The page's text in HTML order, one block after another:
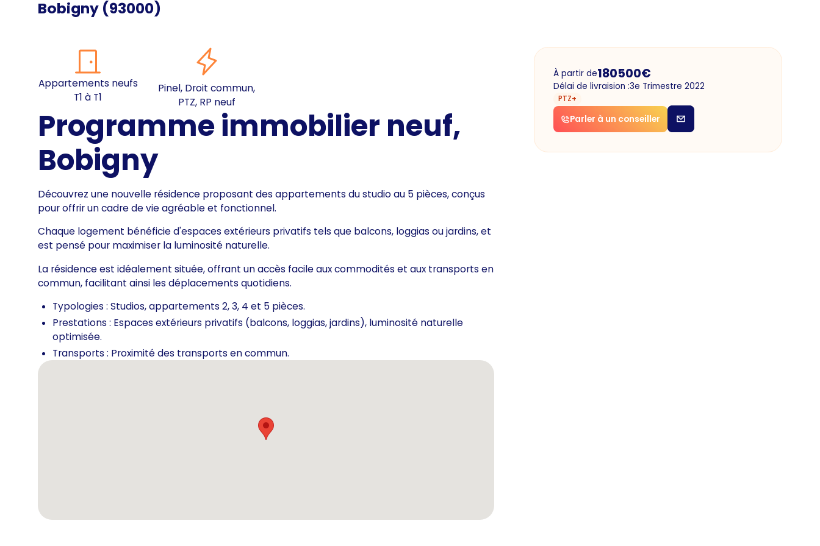
Bobigny (93000)
Appartements neufs
T1 à T1
Pinel, Droit commun,
PTZ, RP neuf
Programme immobilier neuf,
Bobigny
Découvrez une nouvelle résidence proposant des appartements du studio au 5 pièces, conçus
pour offrir un cadre de vie agréable et fonctionnel.
Chaque logement bénéficie d'espaces extérieurs privatifs tels que balcons, loggias ou jardins, et
est pensé pour maximiser la luminosité naturelle.
La résidence est idéalement située, offrant un accès facile aux commodités et aux transports en
commun, facilitant ainsi les déplacements quotidiens.
Typologies : Studios, appartements 2, 3, 4 et 5 pièces.
Prestations : Espaces extérieurs privatifs (balcons, loggias, jardins), luminosité naturelle
optimisée.
Transports : Proximité des transports en commun.
À partir de180500€
Délai de livraision :3e Trimestre 2022
PTZ+
Parler à un conseiller